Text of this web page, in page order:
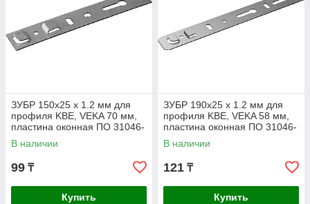
ЗУБР 150х25 х 1.2 мм для
профиля KBE, VEKA 70 мм,
пластина оконная ПО 31046-
150-70_z01
В наличии
99 ₸
Купить
ЗУБР 190х25 х 1.2 мм для
профиля KBE, VEKA 58 мм,
пластина оконная ПО 31046-
190-58_z01
В наличии
121 ₸
Купить